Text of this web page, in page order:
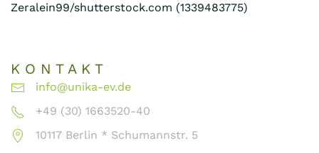
Zeralein99/shutterstock.com (1339483775)
K O N T A K T
info@unika-ev.de
+49 (30) 1663520-40
10117 Berlin * Schumannstr. 5